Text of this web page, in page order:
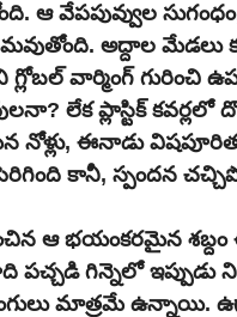
ఆ వేపపువ్వుల
అద్దాల మేడలు
గ్లోబల్ వార్మింగ్
లేక ప్లాస్టిక్ కవర్లలో
నోళ్లు, ఈనాడు
పెరిగింది కానీ, స్పందన
ఆ భయంకరమైన
పచ్చడి గిన్నెలో
మాత్రమే ఉన్నాయి.